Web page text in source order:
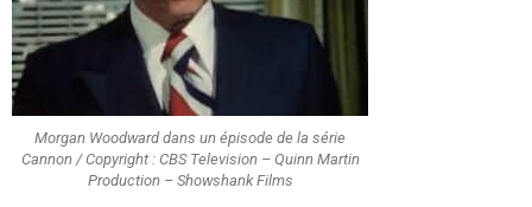
Morgan Woodward dans un épisode de la série
Cannon / Copyright : CBS Television – Quinn Martin
Production – Showshank Films